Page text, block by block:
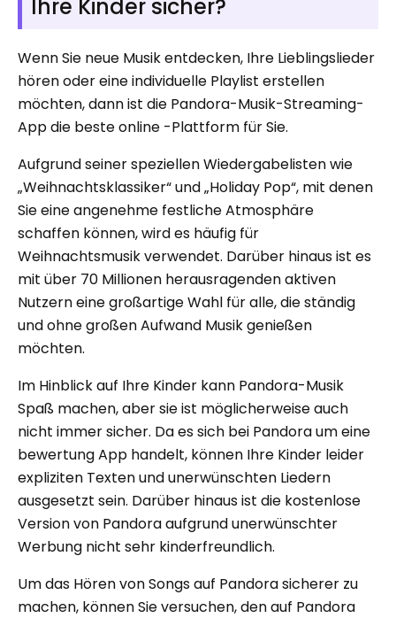
Ihre Kinder sicher?
Wenn Sie neue Musik entdecken, Ihre Lieblingslieder
hören oder eine individuelle Playlist erstellen
möchten, dann ist die Pandora-Musik-Streaming-
App die beste online -Plattform für Sie.
Aufgrund seiner speziellen Wiedergabelisten wie
„Weihnachtsklassiker“ und „Holiday Pop“, mit denen
Sie eine angenehme festliche Atmosphäre
schaffen können, wird es häufig für
Weihnachtsmusik verwendet. Darüber hinaus ist es
mit über 70 Millionen herausragenden aktiven
Nutzern eine großartige Wahl für alle, die ständig
und ohne großen Aufwand Musik genießen
möchten.
Im Hinblick auf Ihre Kinder kann Pandora-Musik
Spaß machen, aber sie ist möglicherweise auch
nicht immer sicher. Da es sich bei Pandora um eine
bewertung App handelt, können Ihre Kinder leider
expliziten Texten und unerwünschten Liedern
ausgesetzt sein. Darüber hinaus ist die kostenlose
Version von Pandora aufgrund unerwünschter
Werbung nicht sehr kinderfreundlich.
Um das Hören von Songs auf Pandora sicherer zu
machen, können Sie versuchen, den auf Pandora